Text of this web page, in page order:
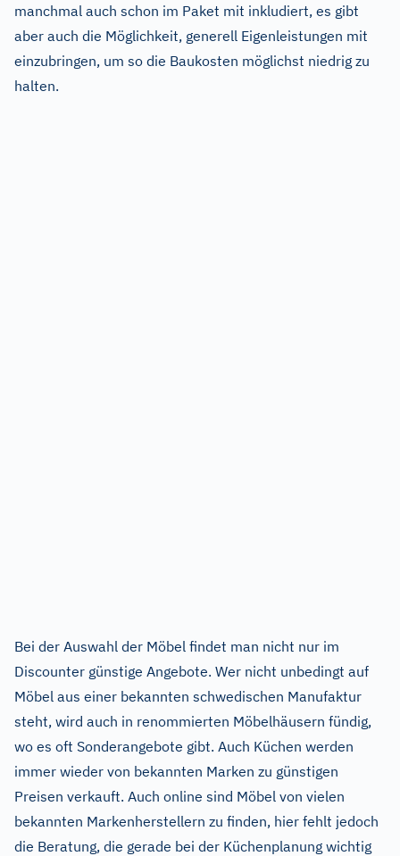
manchmal auch schon im Paket mit inkludiert, es gibt
aber auch die Möglichkeit, generell Eigenleistungen mit
einzubringen, um so die Baukosten möglichst niedrig zu
halten.
Bei der Auswahl der Möbel findet man nicht nur im
Discounter günstige Angebote. Wer nicht unbedingt auf
Möbel aus einer bekannten schwedischen Manufaktur
steht, wird auch in renommierten Möbelhäusern fündig,
wo es oft Sonderangebote gibt. Auch Küchen werden
immer wieder von bekannten Marken zu günstigen
Preisen verkauft. Auch online sind Möbel von vielen
bekannten Markenherstellern zu finden, hier fehlt jedoch
die Beratung, die gerade bei der Küchenplanung wichtig